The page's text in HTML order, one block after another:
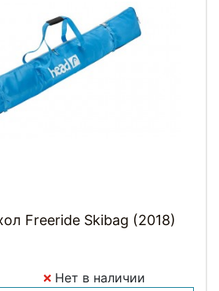
Freeride Skibag (2018)
Нет в наличии